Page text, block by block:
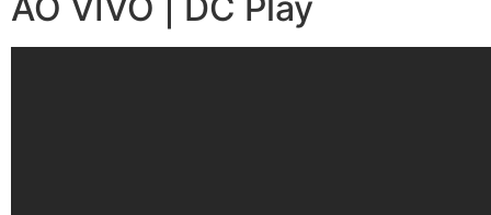
AO VIVO | DC Play